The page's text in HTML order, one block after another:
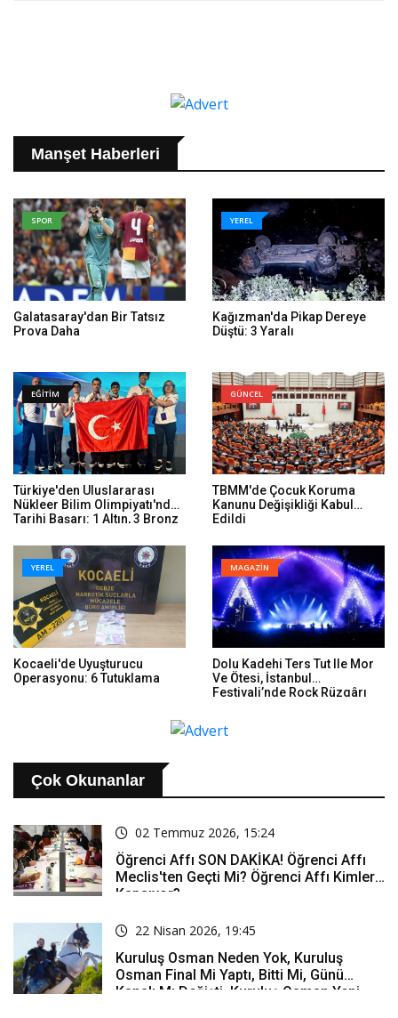
Manşet Haberleri
SPOR
Galatasaray'dan Bir Tatsız
Prova Daha
YEREL
Kağızman'da Pikap Dereye
Düştü: 3 Yaralı
EĞİTİM
Türkiye'den Uluslararası
Nükleer Bilim Olimpiyatı'nda
Tarihi Başarı: 1 Altın, 3 Bronz
GÜNCEL
TBMM'de Çocuk Koruma
Kanunu Değişikliği Kabul
Edildi
YEREL
Kocaeli'de Uyuşturucu
Operasyonu: 6 Tutuklama
MAGAZİN
Dolu Kadehi Ters Tut Ile Mor
Ve Ötesi, İstanbul
Festivali’nde Rock Rüzgârı
Çok Okunanlar
02 Temmuz 2026, 15:24
Öğrenci Affı SON DAKİKA! Öğrenci Affı
Meclis'ten Geçti Mi? Öğrenci Affı Kimleri
Kapsıyor?
22 Nisan 2026, 19:45
Kuruluş Osman Neden Yok, Kuruluş
Osman Final Mi Yaptı, Bitti Mi, Günü
Kanalı Mı Değişti, Kuruluş Osman Yeni